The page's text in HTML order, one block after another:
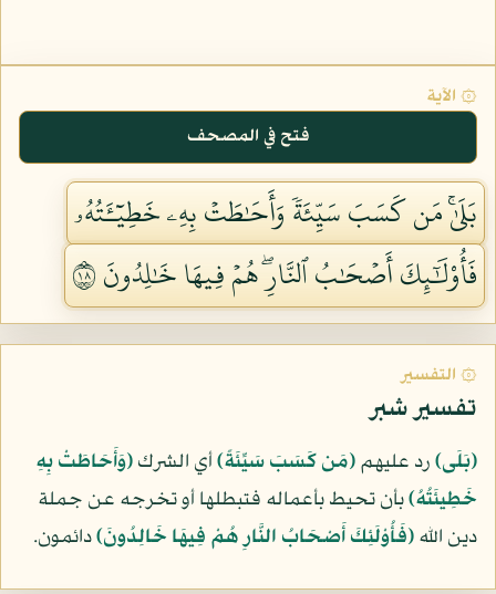
۞ الآية
فتح في المصحف
بَلَىٰۚ مَن كَسَبَ سَيِّئَةٗ وَأَحَٰطَتۡ بِهِۦ خَطِيٓـَٔتُهُۥ
فَأُوْلَٰٓئِكَ أَصۡحَٰبُ ٱلنَّارِۖ هُمۡ فِيهَا خَٰلِدُونَ ٨١
۞ التفسير
تفسير شبر
﴿بَلَى﴾رد عليهم﴿مَن كَسَبَ سَيِّئَةً﴾أي الشرك﴿وَأَحَاطَتْ بِهِ
خَطِيئَتُهُ﴾بأن تحيط بأعماله فتبطلها أو تخرجه عن جملة
دين الله﴿فَأُوْلَئِكَ أَصْحَابُ النَّارِ هُمْ فِيهَا خَالِدُونَ﴾دائمون.